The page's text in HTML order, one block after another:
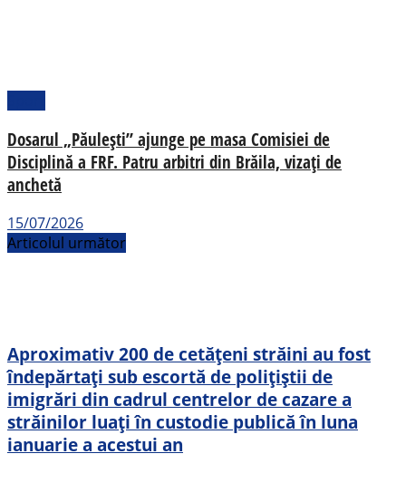
Dosarul „Păulești” ajunge pe masa Comisiei de
Disciplină a FRF. Patru arbitri din Brăila, vizați de
anchetă
15/07/2026
Articolul următor
Aproximativ 200 de cetățeni străini au fost
îndepărtați sub escortă de polițiștii de
imigrări din cadrul centrelor de cazare a
străinilor luați în custodie publică în luna
ianuarie a acestui an